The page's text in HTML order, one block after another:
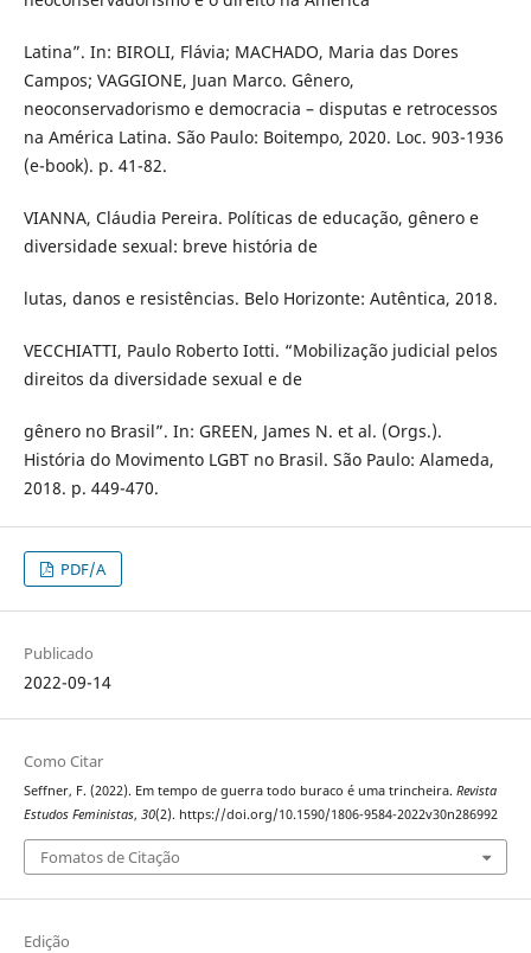
Latina”. In: BIROLI, Flávia; MACHADO, Maria das Dores
Campos; VAGGIONE, Juan Marco. Gênero,
neoconservadorismo e democracia – disputas e retrocessos
na América Latina. São Paulo: Boitempo, 2020. Loc. 903-1936
(e-book). p. 41-82.
VIANNA, Cláudia Pereira. Políticas de educação, gênero e
diversidade sexual: breve história de
lutas, danos e resistências. Belo Horizonte: Autêntica, 2018.
VECCHIATTI, Paulo Roberto Iotti. “Mobilização judicial pelos
direitos da diversidade sexual e de
gênero no Brasil”. In: GREEN, James N. et al. (Orgs.).
História do Movimento LGBT no Brasil. São Paulo: Alameda,
2018. p. 449-470.
PDF/A
Publicado
2022-09-14
Como Citar
Seffner, F. (2022). Em tempo de guerra todo buraco é uma trincheira. Revista
Estudos Feministas, 30(2). https://doi.org/10.1590/1806-9584-2022v30n286992
Fomatos de Citação
Edição